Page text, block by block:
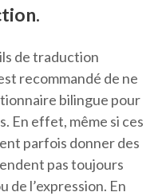
de traduction
recommandé de ne
bilingue pour
En effet, même si ces
parfois donner des
pas toujours
de l’expression. En